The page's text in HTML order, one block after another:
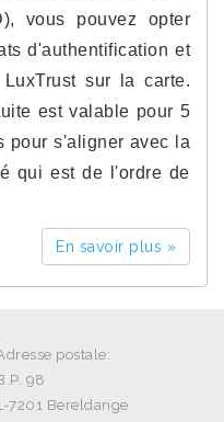
vous pouvez opter
d'authentification et
sur la carte.
est valable pour 5
pour s'aligner avec la
qui est de l'ordre de
En savoir plus »
postale:
98
7201 Bereldange